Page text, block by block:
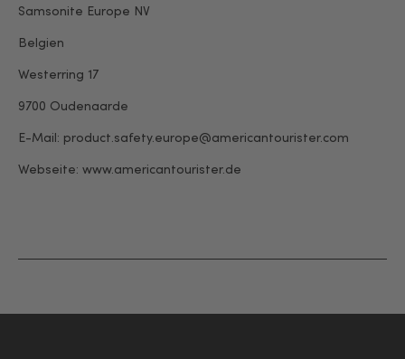
Samsonite Europe NV
Belgien
Westerring 17
9700 Oudenaarde
E-Mail: product.safety.europe@americantourister.com
Webseite: www.americantourister.de